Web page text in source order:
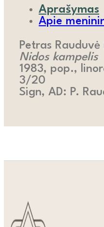
Aprašymas
Apie
Petras Rauduvė
Nidos kampelis
1983, pop.,
3/20
Sign, AD: P.